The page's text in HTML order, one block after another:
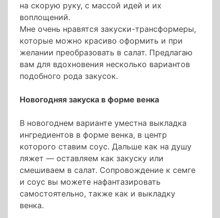
на скорую руку, с массой идей и их
воплощений.
Мне очень нравятся закуски-трансформеры,
которые можно красиво оформить и при
желании преобразовать в салат. Предлагаю
вам для вдохновения несколько вариантов
подобного рода закусок.
Новогодняя закуска в форме венка
В новогоднем варианте уместна выкладка
ингредиентов в форме венка, в центр
которого ставим соус. Дальше как на душу
ляжет — оставляем как закуску или
смешиваем в салат. Сопровождение к семге
и соус вы можете нафантазировать
самостоятельно, также как и выкладку
венка.